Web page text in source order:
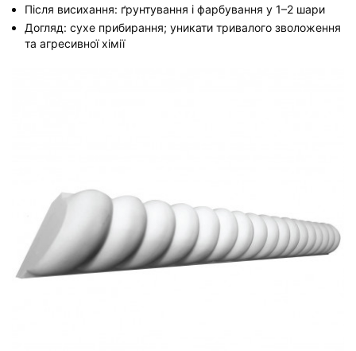
Після висихання: ґрунтування і фарбування у 1–2 шари
Догляд: сухе прибирання; уникати тривалого зволоження
та агресивної хімії